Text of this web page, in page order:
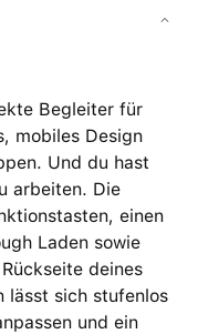
Begleiter für
mobiles Design
Und du hast
arbeiten. Die
einen
Laden sowie
deines
lässt sich stufenlos
und ein